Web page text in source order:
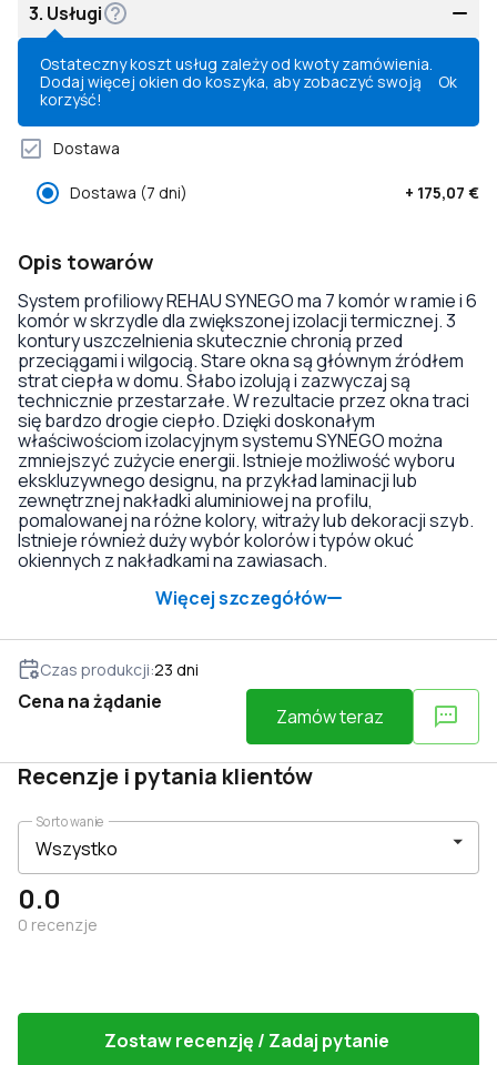
3. Usługi
Ostateczny koszt usług zależy od kwoty zamówienia.
Dodaj więcej okien do koszyka, aby zobaczyć swoją
korzyść!
Ok
Dostawa
Dostawa (7 dni) + 175,07 €
Opis towarów
System profiliowy REHAU SYNEGO ma 7 komór w ramie i 6
komór w skrzydle dla zwiększonej izolacji termicznej. 3
kontury uszczelnienia skutecznie chronią przed
przeciągami i wilgocią. Stare okna są głównym źródłem
strat ciepła w domu. Słabo izolują i zazwyczaj są
technicznie przestarzałe. W rezultacie przez okna traci
się bardzo drogie ciepło. Dzięki doskonałym
właściwościom izolacyjnym systemu SYNEGO można
zmniejszyć zużycie energii. Istnieje możliwość wyboru
ekskluzywnego designu, na przykład laminacji lub
zewnętrznej nakładki aluminiowej na profilu,
pomalowanej na różne kolory, witraży lub dekoracji szyb.
Istnieje również duży wybór kolorów i typów okuć
okiennych z nakładkami na zawiasach.
Więcej szczegółów
Czas produkcji:23 dni
Cena na żądanie
Zamów teraz
Recenzje i pytania klientów
0.0
0 recenzje
Sortowanie
Zostaw recenzję / Zadaj pytanie